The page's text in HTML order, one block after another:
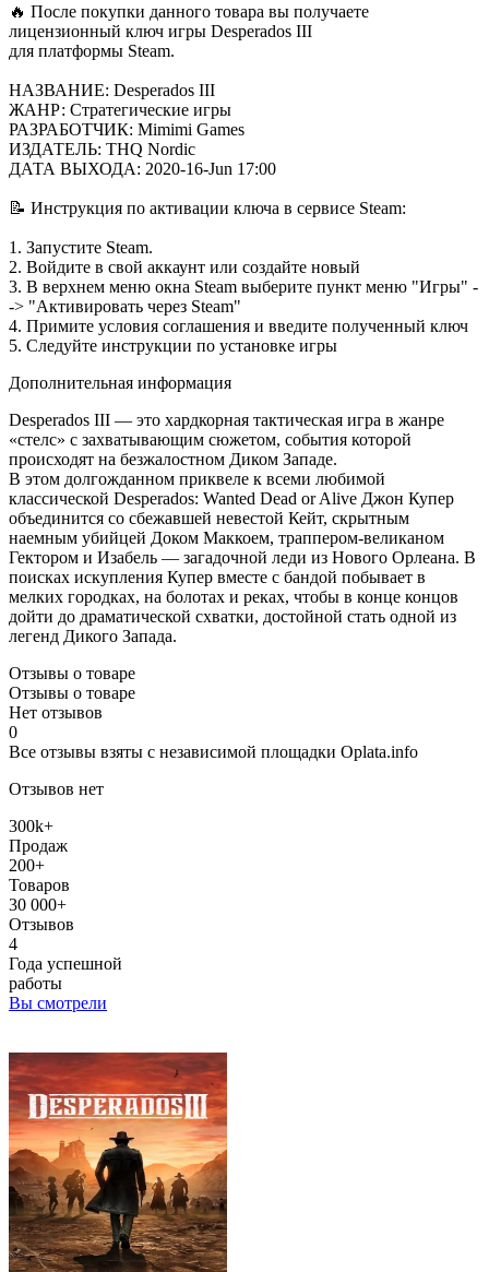
🔥 После покупки данного товара вы получаете
лицензионный ключ игры Desperados III
для платформы Steam.
НАЗВАНИЕ: Desperados III
ЖАНР: Стратегические игры
РАЗРАБОТЧИК: Mimimi Games
ИЗДАТЕЛЬ: THQ Nordic
ДАТА ВЫХОДА: 2020-16-Jun 17:00
📝 Инструкция по активации ключа в сервисе Steam:
1. Запустите Steam.
2. Войдите в свой аккаунт или создайте новый
3. В верхнем меню окна Steam выберите пункт меню "Игры" -
-> "Активировать через Steam"
4. Примите условия соглашения и введите полученный ключ
5. Следуйте инструкции по установке игры
Дополнительная информация
Desperados III — это хардкорная тактическая игра в жанре
«стелс» с захватывающим сюжетом, события которой
происходят на безжалостном Диком Западе.
В этом долгожданном приквеле к всеми любимой
классической Desperados: Wanted Dead or Alive Джон Купер
объединится со сбежавшей невестой Кейт, скрытным
наемным убийцей Доком Маккоем, траппером-великаном
Гектором и Изабель — загадочной леди из Нового Орлеана. В
поисках искупления Купер вместе с бандой побывает в
мелких городках, на болотах и реках, чтобы в конце концов
дойти до драматической схватки, достойной стать одной из
легенд Дикого Запада.
Отзывы о товаре
Отзывы о товаре
Нет отзывов
0
Все отзывы взяты с независимой площадки Oplata.info
Отзывов нет
300k+
Продаж
200+
Товаров
30 000+
Отзывов
4
Года успешной
работы
Вы смотрели